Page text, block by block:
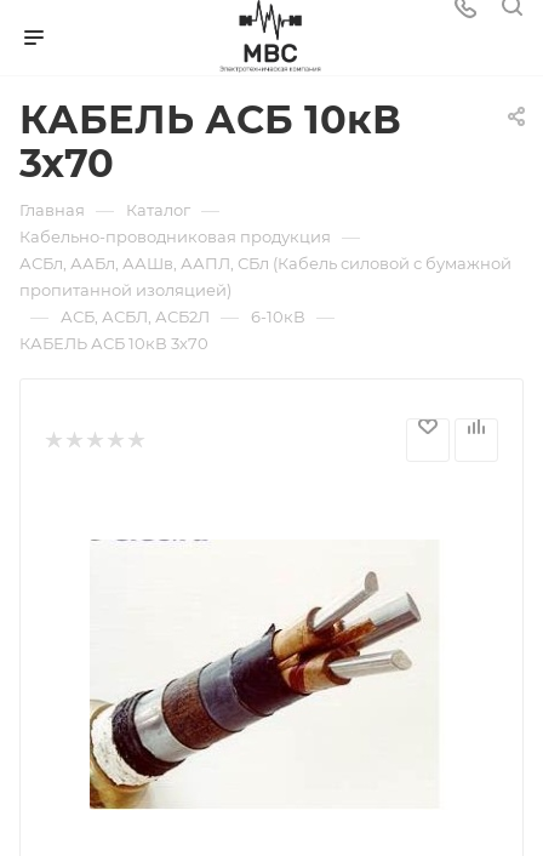
КАБЕЛЬ АСБ 10кВ
3х70
Главная — Каталог —
Кабельно-проводниковая продукция —
АСБл, ААБл, ААШв, ААПЛ, СБл (Кабель силовой с бумажной
пропитанной изоляцией)
— АСБ, АСБЛ, АСБ2Л — 6-10кВ —
КАБЕЛЬ АСБ 10кВ 3х70